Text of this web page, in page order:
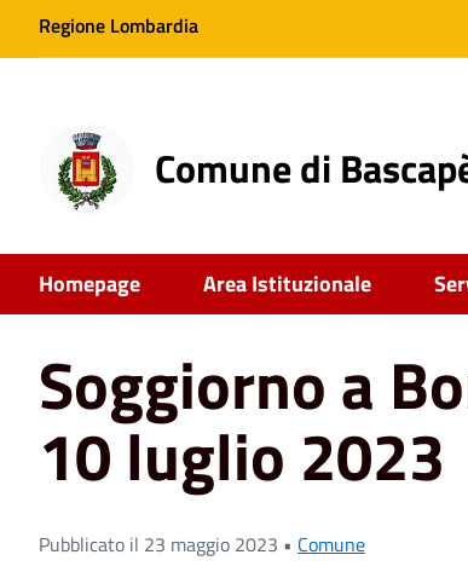
Regione Lombardia
Comune di
Homepage Area Istituzionale
Home News Soggiorno a Bormio - Dal 3 al
Soggiorno a
10 luglio 2023
Pubblicato il 23 maggio 2023 • Comune